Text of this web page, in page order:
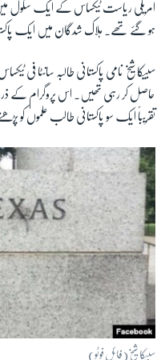
ہو گئے تھے۔ ہلاک شدگان میں ایک
سبیکا شیخ نامی پاکستانی طالبہ سانٹا فی
حاصل کر رہی تھیں۔ اس پروگرام کے
تقریباً ایک سو پاکستانی طالب علموں کو
سبیکا شیخ (فائل فوٹو)